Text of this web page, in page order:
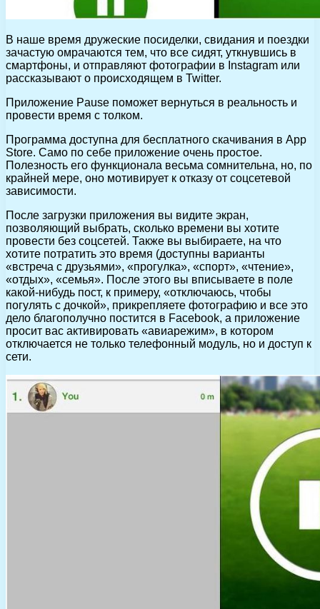
В наше время дружеские посиделки, свидания и поездки
зачастую омрачаются тем, что все сидят, уткнувшись в
смартфоны, и отправляют фотографии в Instagram или
рассказывают о происходящем в Twitter.
Приложение Pause поможет вернуться в реальность и
провести время с толком.
Программа доступна для бесплатного скачивания в App
Store. Само по себе приложение очень простое.
Полезность его функционала весьма сомнительна, но, по
крайней мере, оно мотивирует к отказу от соцсетевой
зависимости.
После загрузки приложения вы видите экран,
позволяющий выбрать, сколько времени вы хотите
провести без соцсетей. Также вы выбираете, на что
хотите потратить это время (доступны варианты
«встреча с друзьями», «прогулка», «спорт», «чтение»,
«отдых», «семья». После этого вы вписываете в поле
какой-нибудь пост, к примеру, «отключаюсь, чтобы
погулять с дочкой», прикрепляете фотографию и все это
дело благополучно постится в Facebook, а приложение
просит вас активировать «авиарежим», в котором
отключается не только телефонный модуль, но и доступ к
сети.